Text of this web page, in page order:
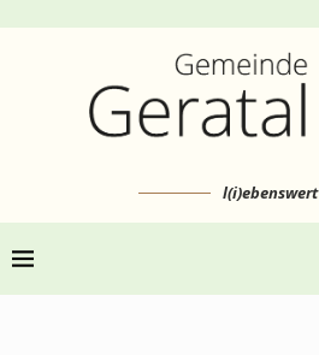
l(i)ebenswert